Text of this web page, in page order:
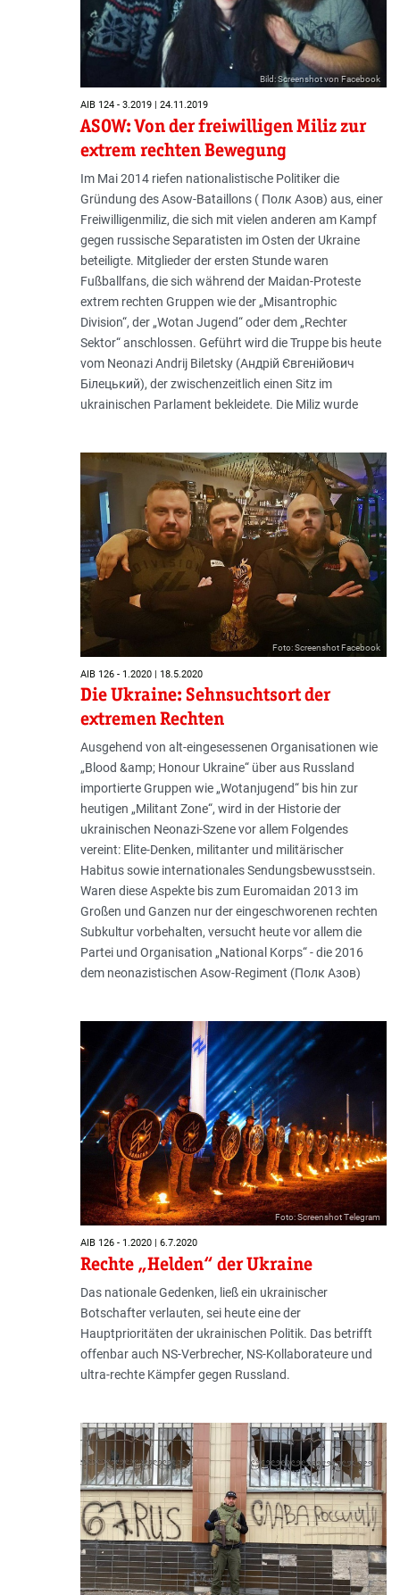
Bild: Screenshot von Facebook
AIB 124 - 3.2019 | 24.11.2019
ASOW: Von der freiwilligen Miliz zur
extrem rechten Bewegung
Im Mai 2014 riefen nationalistische Politiker die
Gründung des Asow-Bataillons ( Полк Азов) aus, einer
Freiwilligenmiliz, die sich mit vielen anderen am Kampf
gegen russische Separatisten im Osten der Ukraine
beteiligte. Mitglieder der ersten Stunde waren
Fußballfans, die sich während der Maidan-Proteste
extrem rechten Gruppen wie der „Misantrophic
Division“, der „Wotan Jugend“ oder dem „Rechter
Sektor“ anschlossen. Geführt wird die Truppe bis heute
vom Neonazi Andrij Biletsky (Андрій Євгенійович
Білецький), der zwischenzeitlich einen Sitz im
ukrainischen Parlament bekleidete. Die Miliz wurde
Foto: Screenshot Facebook
AIB 126 - 1.2020 | 18.5.2020
Die Ukraine: Sehnsuchtsort der
extremen Rechten
Ausgehend von alt-eingesessenen Organisationen wie
„Blood &amp; Honour Ukraine“ über aus Russland
importierte Gruppen wie „Wotanjugend“ bis hin zur
heutigen „Militant Zone“, wird in der Historie der
ukrainischen Neonazi-Szene vor allem Folgendes
vereint: Elite-Denken, militanter und militärischer
Habitus sowie internationales Sendungsbewusstsein.
Waren diese Aspekte bis zum Euromaidan 2013 im
Großen und Ganzen nur der eingeschworenen rechten
Subkultur vorbehalten, versucht heute vor allem die
Partei und Organisation „National Korps“ - die 2016
dem neonazistischen Asow-­Regiment (Полк Азов)
Foto: Screenshot Telegram
AIB 126 - 1.2020 | 6.7.2020
Rechte „Helden“ der Ukraine
Das nationale Gedenken, ließ ein ukrainischer
Botschafter verlauten, sei heute eine der
Hauptprioritäten der ukrainischen Poli­tik. Das betrifft
offenbar auch NS-Verbrecher, NS-Kollaborateure und
ultra-rechte Kämpfer gegen Russland.